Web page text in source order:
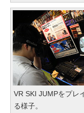
VR SKI JUMPをプレ
る様子。